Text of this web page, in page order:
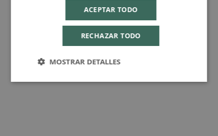
Consejos de Compra Producto
ACEPTAR TODO
RECHAZAR TODO
MOSTRAR DETALLES